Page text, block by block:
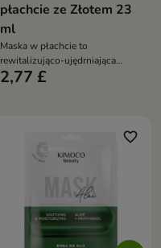
płachcie ze Złotem 23
ml
Maska w płachcie to
rewitalizująco-ujędrniająca
maska, która nawilża, wygładza i
2,77 £
favorite_border